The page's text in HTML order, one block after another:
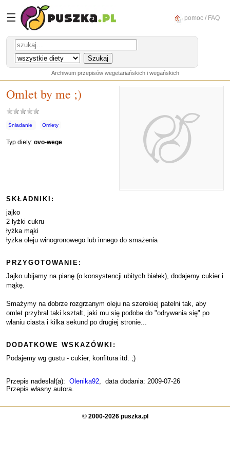
☰ pomoc / FAQ
Archiwum przepisów wegetariańskich i wegańskich
Omlet by me ;)
Śniadanie Omlety
Typ diety: ovo-wege
SKŁADNIKI:
jajko
2 łyżki cukru
łyżka mąki
łyżka oleju winogronowego lub innego do smażenia
PRZYGOTOWANIE:
Jajko ubijamy na pianę (o konsystencji ubitych białek), dodajemy cukier i
mąkę.
Smażymy na dobrze rozgrzanym oleju na szerokiej patelni tak, aby
omlet przybrał taki kształt, jaki mu się podoba do "odrywania się" po
wlaniu ciasta i kilka sekund po drugiej stronie...
DODATKOWE WSKAZÓWKI:
Podajemy wg gustu - cukier, konfitura itd. ;)
Przepis nadesłał(a): Olenika92, data dodania: 2009-07-26
Przepis własny autora.
© 2000-2026 puszka.pl